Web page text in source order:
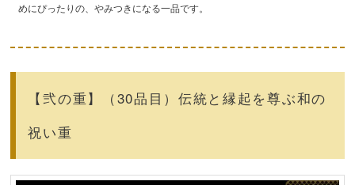
めにぴったりの、やみつきになる一品です。
【弐の重】（30品目）伝統と縁起を尊ぶ和の
祝い重